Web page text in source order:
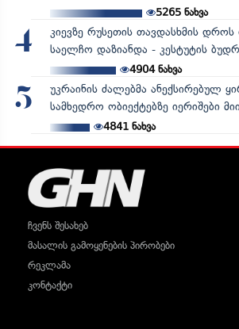
5265ნახვა
4
კიევზე რუსეთის თავდასხმის დროს
საელჩო დაზიანდა - კესტუტის
4904ნახვა
5
უკრაინის ძალებმა ანექსირებულ
სამხედრო ობიექტებზე იერიშები
4841ნახვა
ჩვენს შესახებ
მასალის გამოყენების პირობები
რეკლამა
კონტაქტი